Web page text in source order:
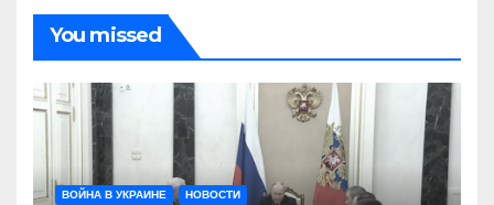
You missed
ВОЙНА В УКРАИНЕ НОВОСТИ